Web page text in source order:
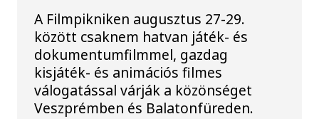
A Filmpikniken augusztus 27-29.
között csaknem hatvan játék- és
dokumentumfilmmel, gazdag
kisjáték- és animációs filmes
válogatással várják a közönséget
Veszprémben és Balatonfüreden.